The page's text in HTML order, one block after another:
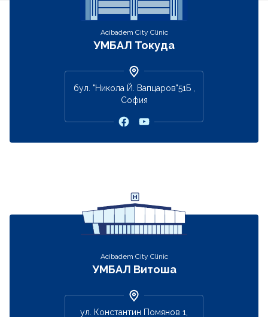
Acibadem City Clinic
УМБАЛ Токуда
бул. "Никола Й. Вапцаров"51Б ,
София
Acibadem City Clinic
УМБАЛ Витоша
ул. Константин Помянов 1,